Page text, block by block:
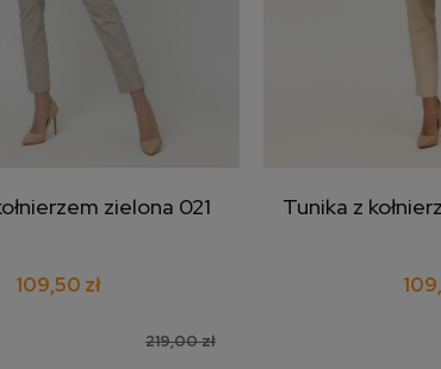
do koszykazielona 021
219,00 zł
109,50 zł
dodaj
Tunika z